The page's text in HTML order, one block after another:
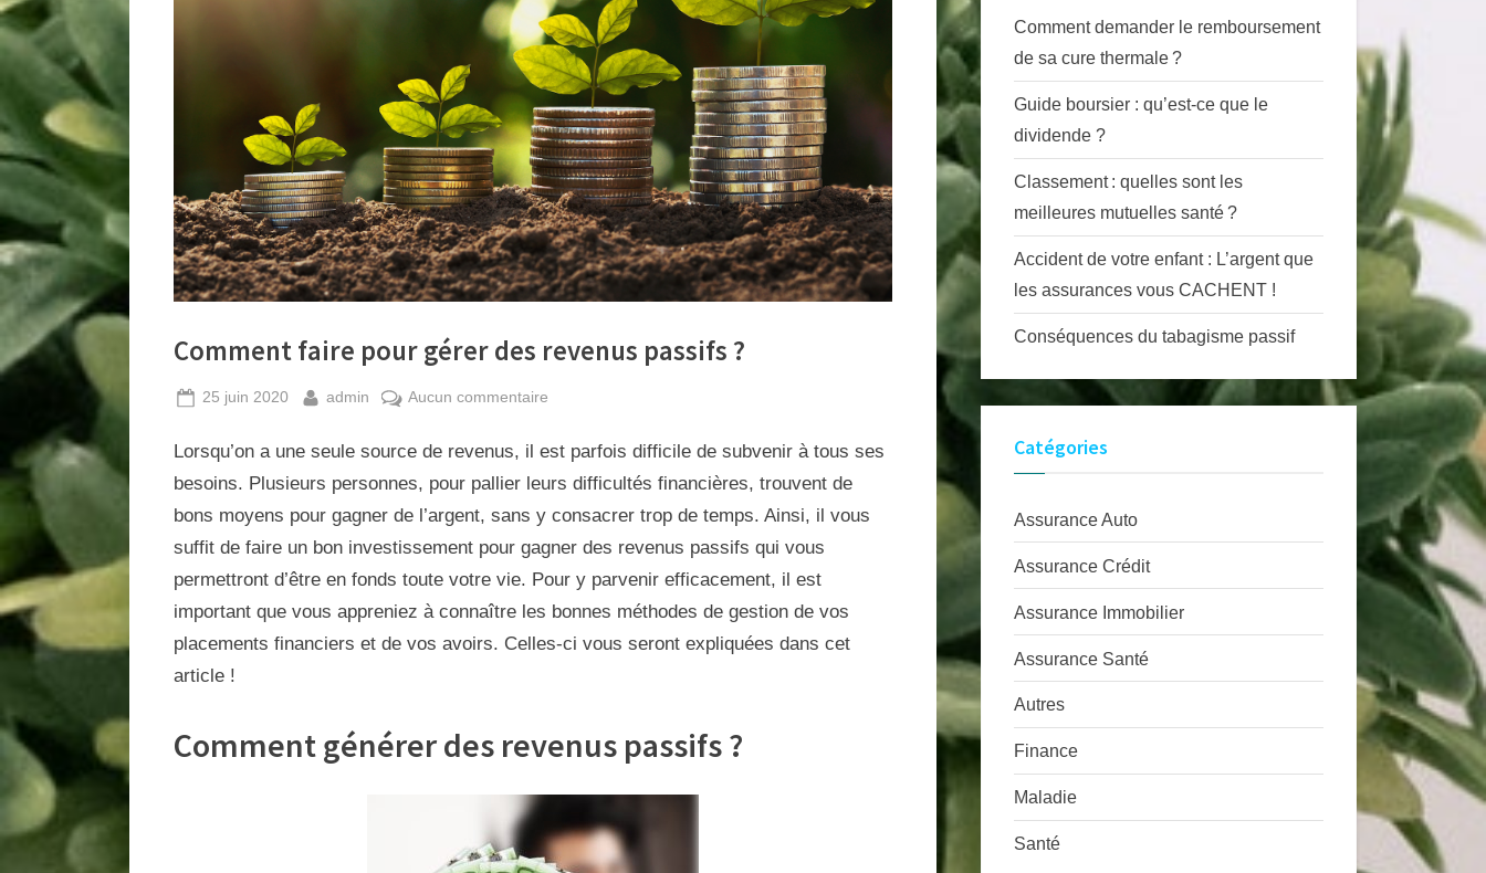
a
m
m
e
.
f
r
Comment faire pour gérer des revenus passifs ?
Posted
25 juin 2020 By
admin Aucun commentaire
faire
pour
revenus
passifs
?
Lorsqu’on a une seule source de revenus, il est parfois difficile de subvenir à tous ses
besoins. Plusieurs personnes, pour pallier leurs difficultés financières, trouvent de
bons moyens pour gagner de l’argent, sans y consacrer trop de temps. Ainsi, il vous
suffit de faire un bon investissement pour gagner des revenus passifs qui vous
permettront d’être en fonds toute votre vie. Pour y parvenir efficacement, il est
important que vous appreniez à connaître les bonnes méthodes de gestion de vos
placements financiers et de vos avoirs. Celles-ci vous seront expliquées dans cet
article !
Comment générer des revenus passifs ?
Comment demander le remboursement
de sa cure thermale ?
Guide boursier : qu’est-ce que le
dividende ?
Classement : quelles sont les
meilleures mutuelles santé ?
Accident de votre enfant : L’argent que
les assurances vous CACHENT !
Conséquences du tabagisme passif
Catégories
Assurance Auto
Assurance Crédit
Assurance Immobilier
Assurance Santé
Autres
Finance
Maladie
Santé